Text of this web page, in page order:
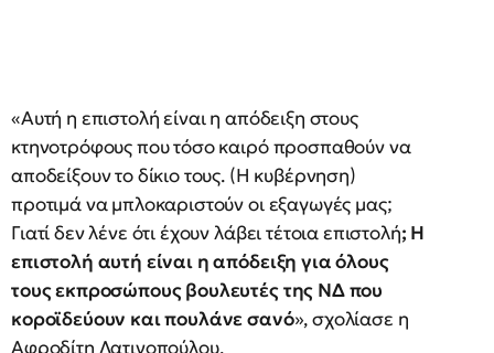
«Αυτή η επιστολή είναι η απόδειξη στους
κτηνοτρόφους που τόσο καιρό προσπαθούν να
αποδείξουν το δίκιο τους. (Η κυβέρνηση)
προτιμά να μπλοκαριστούν οι εξαγωγές μας;
Γιατί δεν λένε ότι έχουν λάβει τέτοια επιστολή; Η
επιστολή αυτή είναι η απόδειξη για όλους
τους εκπροσώπους βουλευτές της ΝΔ που
κοροϊδεύουν και πουλάνε σανό», σχολίασε η
Αφροδίτη Λατινοπούλου.